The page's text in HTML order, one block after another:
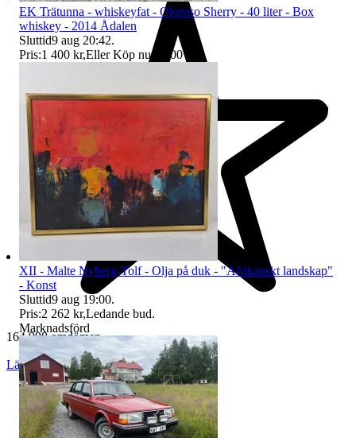
164 998 omdömen
Läs omdömen Följ
EK Trätunna - whiskeyfat - Oloroso Sherry - 40 liter - Box
whiskey - 2014 Ådalen
Sluttid9 aug 20:42.
Pris:1 400 kr,Eller Köp nu 1 500 kr
XII - Malte Nyberg-Tolf - Olja på duk - "Afrikanskt landskap"
- Konst
Sluttid9 aug 19:00.
Pris:2 262 kr,Ledande bud.
Marknadsförd